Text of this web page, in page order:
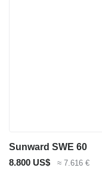
Sunward SWE 60
8.800 US$
≈ 7.616 €